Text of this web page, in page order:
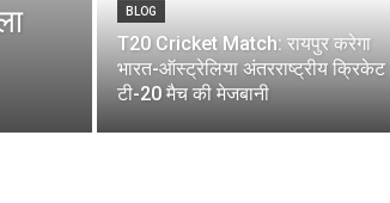
BLOG
T20 Cricket Match: रायपुर करेगा
भारत-ऑस्ट्रेलिया अंतरराष्ट्रीय क्रिकेट
टी-20 मैच की मेजबानी